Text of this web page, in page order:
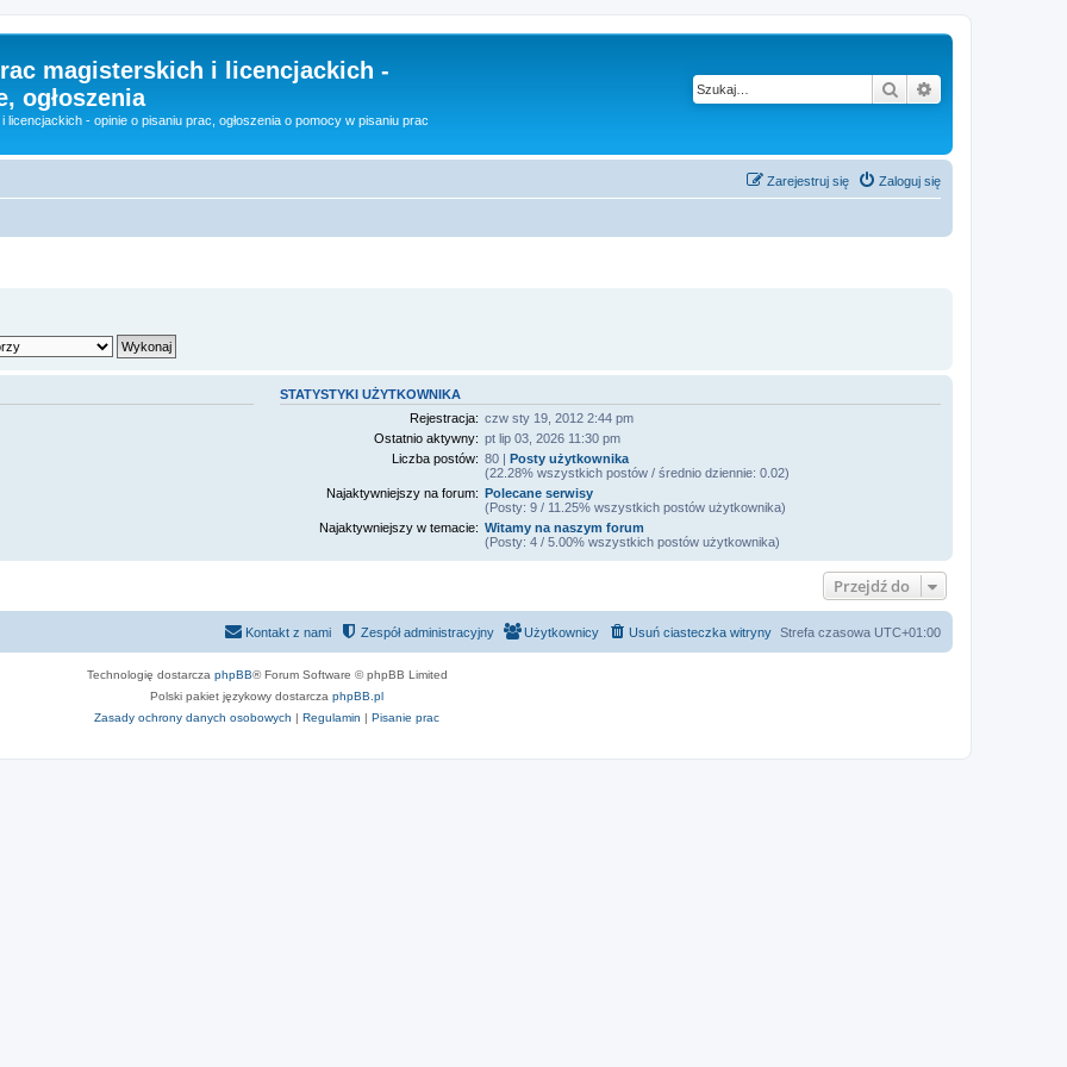
magisterskich i licencjackich -
ogłoszenia
- opinie o pisaniu prac, ogłoszenia o pomocy w pisaniu prac
Szukaj
Zaloguj się
Zarejestruj się
STATYSTYKI UŻYTKOWNIKA
Rejestracja: czw sty 19, 2012 2:44 pm
Ostatnio aktywny: pt lip 03, 2026 11:30 pm
Liczba postów: 80 | Posty użytkownika
(22.28% wszystkich postów / średnio dziennie: 0.02)
Najaktywniejszy na forum: Polecane serwisy
(Posty: 9 / 11.25% wszystkich postów użytkownika)
Najaktywniejszy w temacie: Witamy na naszym forum
(Posty: 4 / 5.00% wszystkich postów użytkownika)
Przejdź do
Strefa czasowa UTC+01:00
Usuń ciasteczka witryny
Użytkownicy
Zespół administracyjny
Kontakt z nami
Technologię dostarcza phpBB® Forum Software © phpBB Limited
Polski pakiet językowy dostarcza phpBB.pl
Zasady ochrony danych osobowych | Regulamin | Pisanie prac